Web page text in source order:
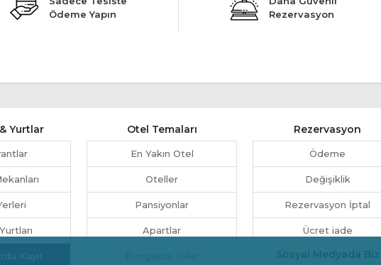
Ödeme Yapın
Rezervasyon
Yurtlar Otel Temaları
En Yakın Otel
Oteller
Pansiyonlar
Apartlar
Rezervasyon
Ödeme
Değişiklik
Rezervasyon İptal
Ücret iade